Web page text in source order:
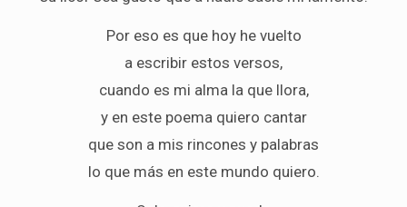
Por eso es que hoy he vuelto
a escribir estos versos,
cuando es mi alma la que llora,
y en este poema quiero cantar
que son a mis rincones y palabras
lo que más en este mundo quiero.